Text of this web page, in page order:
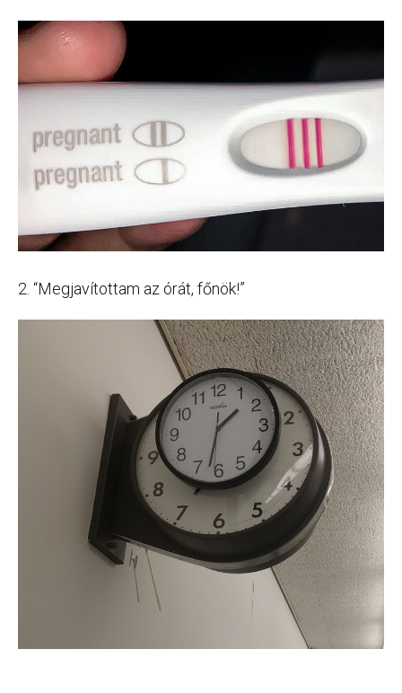
2. “Megjavítottam az órát, főnök!”